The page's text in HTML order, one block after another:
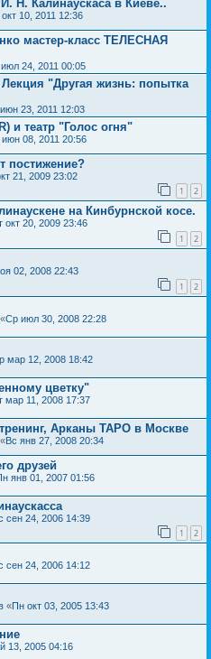
Н. Калинаускаса в Киеве..
10, 2011 12:36
мастер-класс ТЕЛЕСНАЯ
24, 2011 00:05
"Другая жизнь: попытка
23, 2011 12:03
и театр "Голос огня"
08, 2011 20:56
постижение?
21, 2009 23:02
1 2
на Кинбурнской косе.
окт 20, 2009 23:46
1 2
02, 2008 22:43
1 2
«Ср июл 30, 2008 22:28
мар 12, 2008 18:42
цветку"
мар 11, 2008 17:37
Арканы ТАРО в Москве
«Вс янв 27, 2008 20:34
друзей
янв 01, 2007 01:56
сен 24, 2006 14:39
1 2
сен 24, 2006 14:12
«Пн окт 03, 2005 13:43
13, 2005 04:16